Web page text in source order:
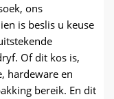
ons
is beslis u keuse
Of dit kos is,
hardeware en
bereik. En dit